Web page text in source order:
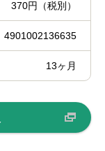
370円（税別）
4901002136635
13ヶ月